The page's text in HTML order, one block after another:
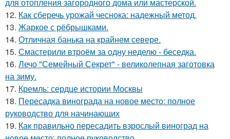
12. Как сберечь урожай чеснока: надежный метод.
13. Жаркое с рёбрышками.
14. Отличная банька на крайнем севере.
15. Смастерили втроём за одну неделю - беседка.
16. Лечо "Семейный Секрет" - великолепная заготовка
на зиму.
17. Кремль: сердце истории Москвы
18. Пересадка винограда на новое место: полное
руководство для начинающих
19. Как правильно пересадить взрослый виноград на